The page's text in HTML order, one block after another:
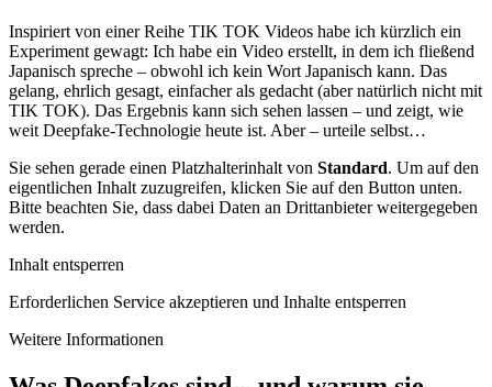
Inspiriert von einer Reihe TIK TOK Videos habe ich kürzlich ein
Experiment gewagt: Ich habe ein Video erstellt, in dem ich fließend
Japanisch spreche – obwohl ich kein Wort Japanisch kann. Das
gelang, ehrlich gesagt, einfacher als gedacht (aber natürlich nicht mit
TIK TOK). Das Ergebnis kann sich sehen lassen – und zeigt, wie
weit Deepfake-Technologie heute ist. Aber – urteile selbst…
Sie sehen gerade einen Platzhalterinhalt von Standard. Um auf den
eigentlichen Inhalt zuzugreifen, klicken Sie auf den Button unten.
Bitte beachten Sie, dass dabei Daten an Drittanbieter weitergegeben
werden.
Inhalt entsperren
Erforderlichen Service akzeptieren und Inhalte entsperren
Weitere Informationen